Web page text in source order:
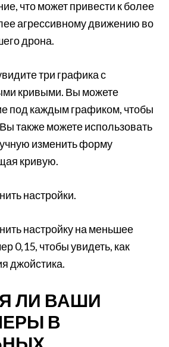
что может привести к более
агрессивному движению во
дрона.
три графика с
кривыми. Вы можете
под каждым графиком, чтобы
также можете использовать
изменить форму
кривую.
настройки.
настройку на меньшее
0,15, чтобы увидеть, как
джойстика.
ЛИ ВАШИ
В